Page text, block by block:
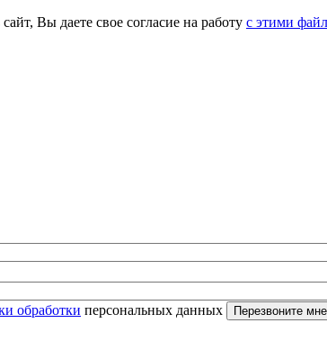
Вы даете свое согласие на работу с этими
обработки персональных данных